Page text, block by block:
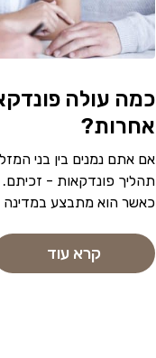
כמה עולה
אחרות?
אם אתם נמנים בין בני
תהליך פונדקאות -
כאשר הוא מתבצע במדינה
קרא עוד